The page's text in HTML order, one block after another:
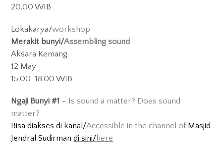
20.00 WIB
Lokakarya/workshop
Merakit bunyi/Assembling sound
Aksara Kemang
12 May
15.00-18.00 WIB
Ngaji Bunyi #1 – Is sound a matter? Does sound
matter?
Bisa diakses di kanal/Accessible in the channel of Masjid
Jendral Sudirman di sini/here